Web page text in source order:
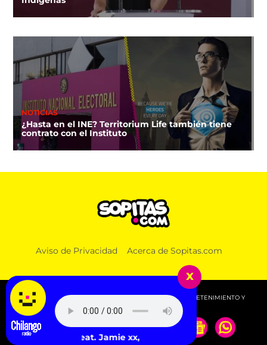
NOTICIAS
¿Hasta en el INE? Territorium Life también tiene
contrato con el Instituto
Aviso de Privacidad Acerca de Sopitas.com
© 2026 SOPITAS.COM - MÚSICA, NOTICIAS, DEPORTES, ENTRETENIMIENTO Y
MÁS!.
x
Jamie xx, Neneh Cherry, CLYPSO - Wherever You Go